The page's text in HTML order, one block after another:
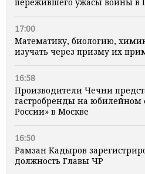
17:00
Математику, биологию,
изучать через призму их
16:58
Производители Чечни
гастробренды на юбилейном
России» в Москве
16:50
Рамзан Кадыров
должность Главы ЧР